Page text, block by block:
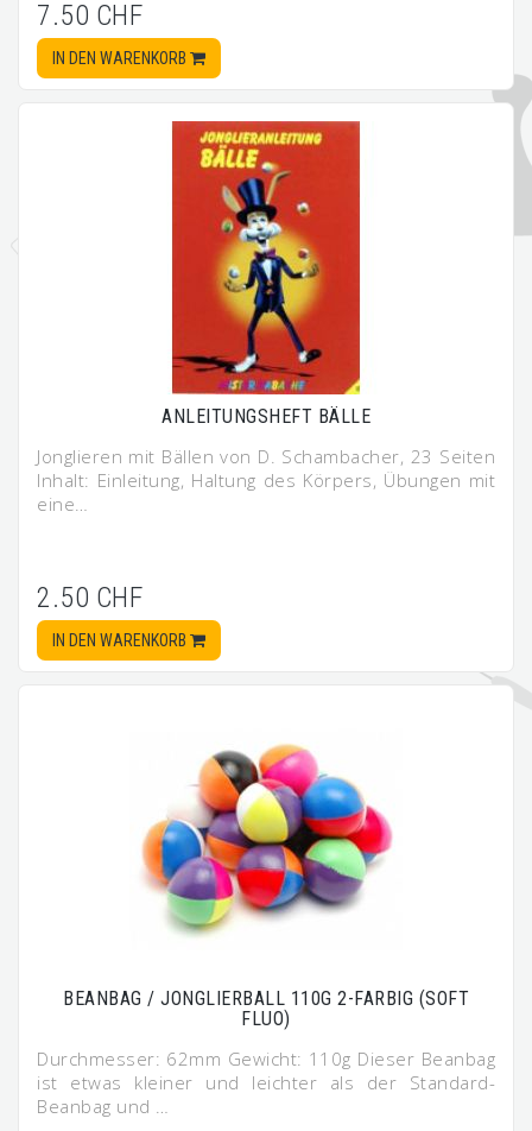
7.50 CHF
IN DEN WARENKORB
ANLEITUNGSHEFT BÄLLE
Jonglieren mit Bällen von D. Schambacher, 23 Seiten
Inhalt: Einleitung, Haltung des Körpers, Übungen mit
eine…
2.50 CHF
IN DEN WARENKORB
BEANBAG / JONGLIERBALL 110G 2-FARBIG (SOFT
FLUO)
Durchmesser: 62mm Gewicht: 110g Dieser Beanbag
ist etwas kleiner und leichter als der Standard-
Beanbag und …